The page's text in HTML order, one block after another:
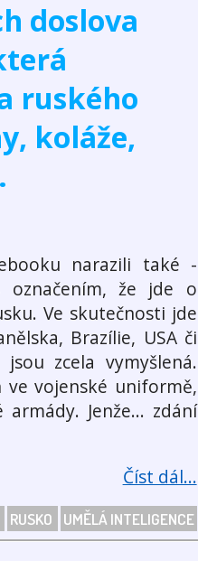
doslova
ruského
koláže,
narazili také -
označením, že jde o
Ve skutečnosti jde
Brazílie, USA či
zcela vymyšlená.
vojenské uniformě,
Jenže... zdání
Číst dál...
RUSKO UMĚLÁ INTELIGENCE